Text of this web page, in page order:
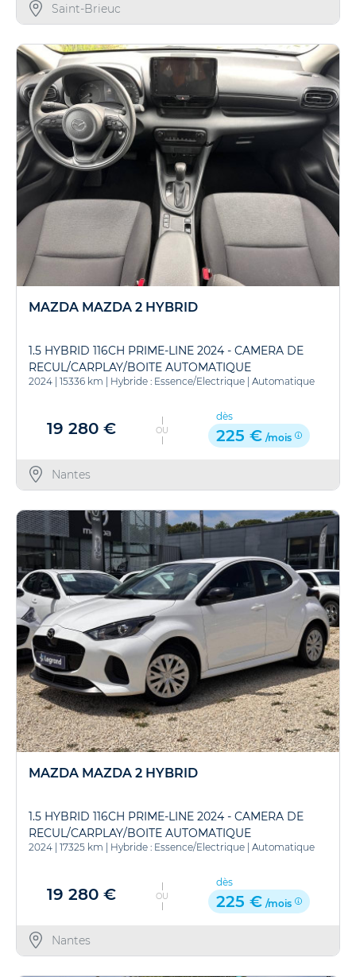
Saint-Brieuc
MAZDA MAZDA 2 HYBRID
1.5 HYBRID 116CH PRIME-LINE 2024 - CAMERA DE
RECUL/CARPLAY/BOITE AUTOMATIQUE
2024 15336 km Hybride : Essence/Electrique Automatique
19 280 € OU
dès
225 € /mois
Nantes
MAZDA MAZDA 2 HYBRID
1.5 HYBRID 116CH PRIME-LINE 2024 - CAMERA DE
RECUL/CARPLAY/BOITE AUTOMATIQUE
2024 17325 km Hybride : Essence/Electrique Automatique
19 280 € OU
dès
225 € /mois
Nantes